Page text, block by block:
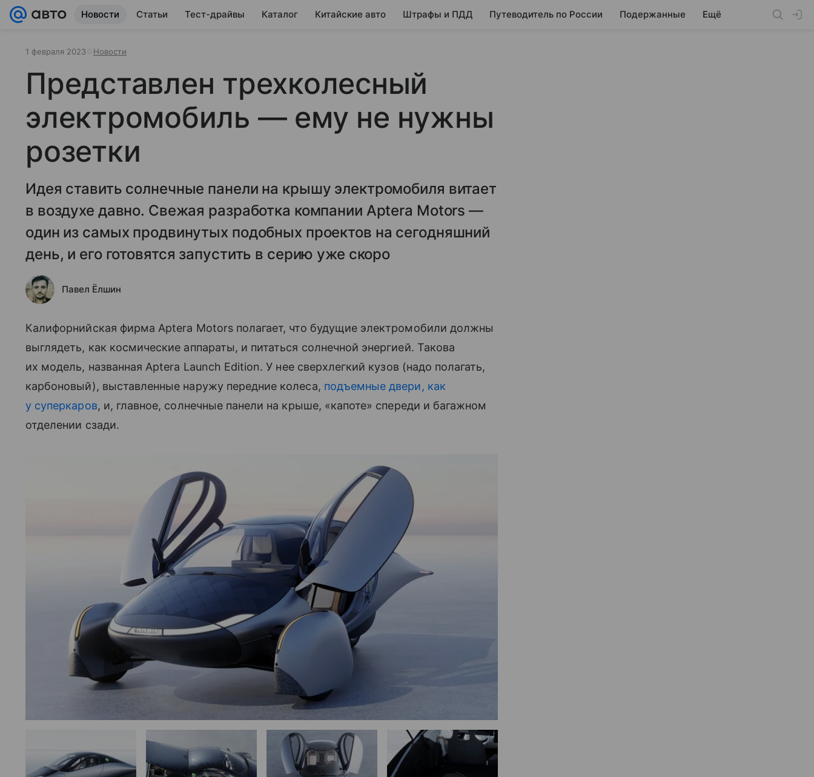
Новости Статьи Тест-драйвы Каталог Китайские авто Штрафы и ПДД Путеводитель по России Подержанные Ещё
1 февраля 2023 Новости
Представлен трехколесный
электромобиль — ему не нужны
розетки
Идея ставить солнечные панели на крышу электромобиля витает
в воздухе давно. Свежая разработка компании Aptera Motors —
один из самых продвинутых подобных проектов на сегодняшний
день, и его готовятся запустить в серию уже скоро
Павел Ёлшин
Калифорнийская фирма Aptera Motors полагает, что будущие электромобили должны
выглядеть, как космические аппараты, и питаться солнечной энергией. Такова
их модель, названная Aptera Launch Edition. У нее сверхлегкий кузов (надо полагать,
карбоновый), выставленные наружу передние колеса, подъемные двери, как
у суперкаров, и, главное, солнечные панели на крыше, «капоте» спереди и багажном
отделении сзади.